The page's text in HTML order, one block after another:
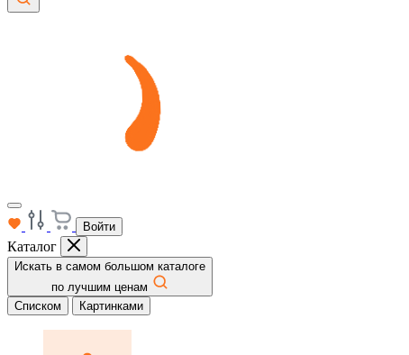
Войти
Каталог
Искать в самом большом каталоге
по лучшим ценам
Списком
Картинками